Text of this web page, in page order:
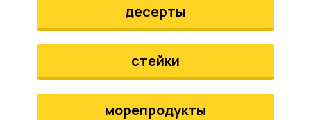
десерты
стейки
морепродукты